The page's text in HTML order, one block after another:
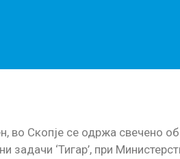
во Скопје се одржа свечено
задачи ‘Тигар’, при